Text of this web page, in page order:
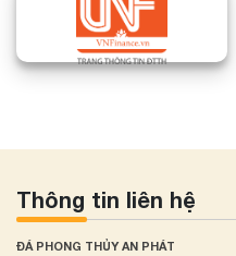
Thông tin liên hệ
ĐÁ PHONG THỦY AN PHÁT